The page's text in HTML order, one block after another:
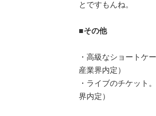
とですもんね。
■その他
・高級なショートケ
産業界内定）
・ライブのチケット
界内定）